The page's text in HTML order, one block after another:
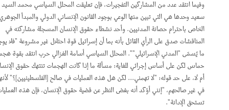
وفيما انتقد عدد من المشاركين التفجيرات، فإن تعليقت المحلل السياسي محمد السيد
سعيد وحدها هي التي تبين منها الوعي بوجود القانون الإنساني الدولي والمبدأ الجوهري
الخاص باحترام حصانة المدنيين. وأحد نشطاء حقوق الإنسان المسجلة مشاركته في
المناقشات صدق على الرأي القائل بأنه بما أن إسرائيل قوة احتلال غير مشروعة "فلا يوجد
ما يُسمّى "المدني الإسرائيلي"". المحلل السياسي أسامة الغزالي حرب انتقد بقوة هجمات
حماس لكن على أساس إجرائي للغاية: مسألة ما إذا كانت الهجمات تنتهك حقوق الإنسان
أم لا، على حد قوله: "لا تهمني... لكن هل هذه العمليات في صالح [الفلسطينيين]؟" لأنها
في غير صالحهم، "إنني أؤكد أنه بغض النظر عن قضية حقوق الإنسان، فإن هذه العمليات
تستحق الإدانة".